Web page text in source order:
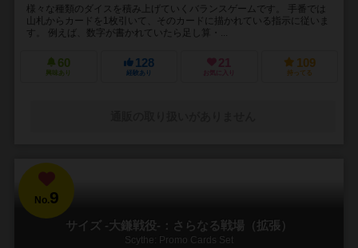
様々な種類のダイスを積み上げていくバランスゲームです。 手番では
山札からカードを1枚引いて、そのカードに描かれている指示に従いま
す。 例えば、数字が書かれていたら足し算・...
60
興味あり
128
経験あり
21
お気に入り
109
持ってる
No.9
サイズ -大鎌戦役-：さらなる戦場（拡張）
Scythe: Promo Cards Set